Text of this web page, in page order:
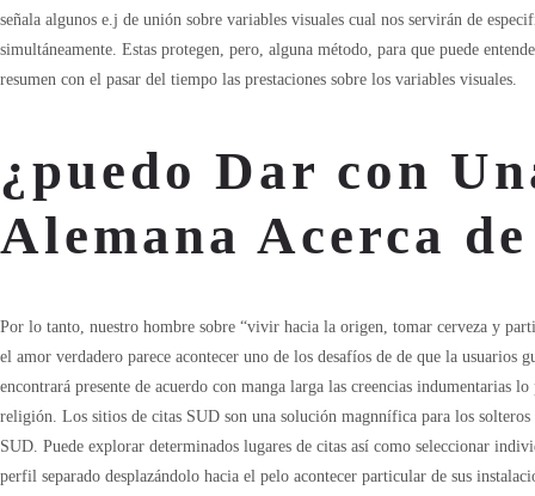
señala algunos e.j de unión sobre variables visuales cual nos servirán de
simultáneamente. Estas protegen, pero, alguna método, para que puede
resumen con el pasar del tiempo las prestaciones sobre los variables visuales.
¿puedo Dar con
Alemana Acerca
Por lo tanto, nuestro hombre sobre “vivir hacia la origen, tomar cerveza y
el amor verdadero parece acontecer uno de los desafíos de de que la usuarios
encontrará presente de acuerdo con manga larga las creencias indumentarias
religión. Los sitios de citas SUD son una solución magnnífica para los
SUD. Puede explorar determinados lugares de citas así­ como seleccionar
perfil separado desplazándolo hacia el pelo acontecer particular de sus